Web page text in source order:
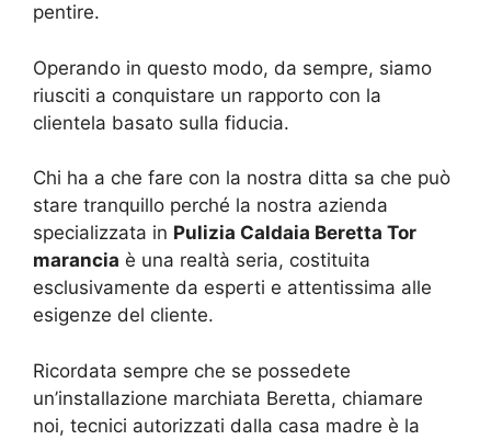
pentire.
Operando in questo modo, da sempre, siamo
riusciti a conquistare un rapporto con la
clientela basato sulla fiducia.
Chi ha a che fare con la nostra ditta sa che può
stare tranquillo perché la nostra azienda
specializzata in Pulizia Caldaia Beretta Tor
marancia è una realtà seria, costituita
esclusivamente da esperti e attentissima alle
esigenze del cliente.
Ricordata sempre che se possedete
un’installazione marchiata Beretta, chiamare
noi, tecnici autorizzati dalla casa madre è la